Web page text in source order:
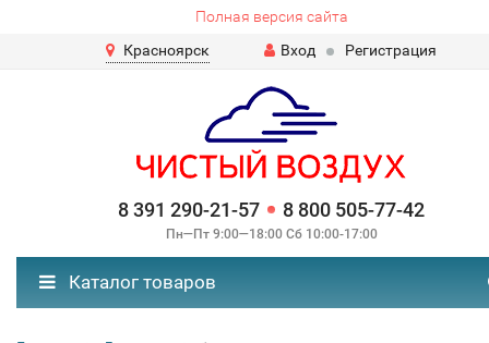
Полная версия сайта
Красноярск
Вход Регистрация
8 391 290-21-57 8 800 505-77-42
Пн—Пт 9:00—18:00 Сб 10:00-17:00
Каталог товаров